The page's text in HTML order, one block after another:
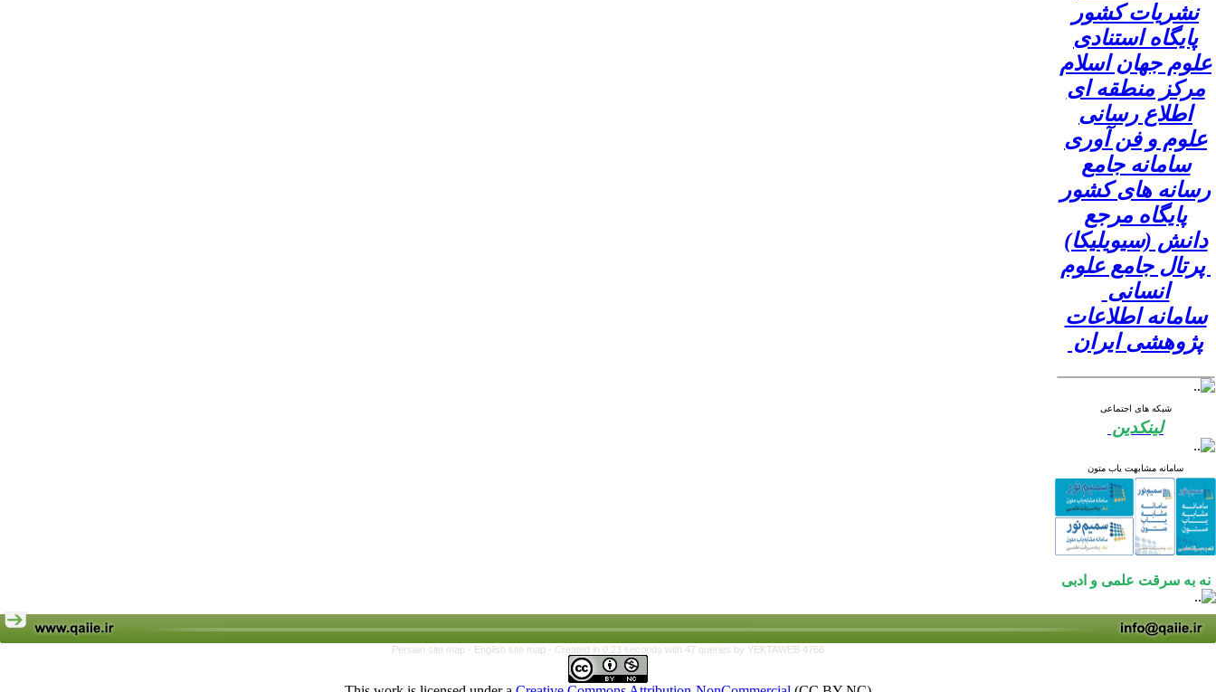
نشریات کشور
پایگاه استنادی
علوم جهان اسلام
مرکز منطقه ای
اطلاع رسانی
علوم و فن آوری
سامانه جامع
رسانه های کشور
پایگاه مرجع
دانش (سیویلیکا)
پرتال جامع علوم
انسانی
سامانه اطلاعات
پژوهشی ایران
شبکه های اجتماعی
لینکدین
سامانه مشابهت یاب متون
نه به سرقت علمی و ادبی
Persian site map - English site map - Created in 0.23 seconds with 47 queries by YEKTAWEB 4766